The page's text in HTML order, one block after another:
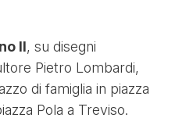
II, su disegni
Pietro Lombardi,
di famiglia in piazza
Pola a Treviso.